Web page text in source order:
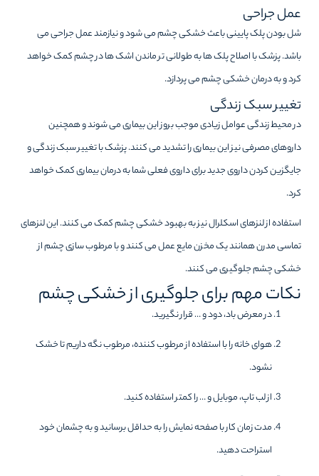
عمل جراحی
شل بودن پلک پایینی باعث خشکی چشم می شود و نیازمند عمل جراحی می
باشد. پزشک با اصلاح پلک ها به طولانی تر ماندن اشک ها در چشم کمک خواهد
کرد و به درمان خشکی چشم می پردازد.
تغییر سبک زندگی
در محیط زندگی عوامل زیادی موجب بروز این بیماری می شوند و همچنین
داروهای مصرفی نیز این بیماری را تشدید می کنند. پزشک با تغییر سبک زندگی و
جایگزین کردن داروی جدید برای داروی فعلی شما به درمان بیماری کمک خواهد
کرد‌.
استفاده از لنزهای اسکلرال نیز به بهبود خشکی چشم کمک می کنند. این لنزهای
تماسی مدرن همانند یک مخزن مایع عمل می کنند و با مرطوب سازی چشم از
خشکی چشم جلوگیری می کنند.
نکات مهم برای جلوگیری از خشکی چشم
در معرض باد، دود و … قرار نگیرید.
هوای خانه را با استفاده از مرطوب کننده، مرطوب نگه داریم تا خشک
نشود.
از لب تاپ، موبایل و … را کمتر استفاده کنید.
مدت زمان کار با صفحه نمایش را به حداقل برسانید و به چشمان خود
استراحت دهید.